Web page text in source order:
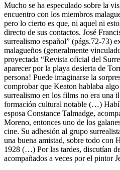
Mucho se ha especulado sobre la
encuentro con los miembros
pero lo cierto es que, ni aquel ni
directo de sus contactos. José
surrealismo español” (págs.72-73)
malagueños (generalmente
proyectada “Revista oficial del
aparecer por la playa desierta de
persona! Puede imaginarse la
comprobar que Keaton hablaba
surrealismo en los films no era una
formación cultural notable (…)
esposa Constance Talmadge,
Moreno, entonces uno de los
cine. Su adhesión al grupo
una buena amistad, sobre todo con
1928 (…) Por las tardes, discutían
acompañados a veces por el pintor